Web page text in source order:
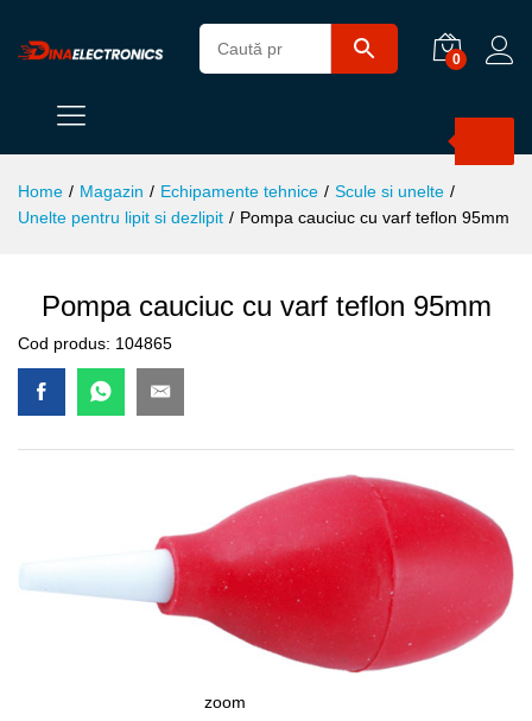
0
Home / Magazin / Echipamente tehnice / Scule si unelte /
Unelte pentru lipit si dezlipit / Pompa cauciuc cu varf teflon 95mm
Pompa cauciuc cu varf teflon 95mm
Cod produs: 104865
zoom